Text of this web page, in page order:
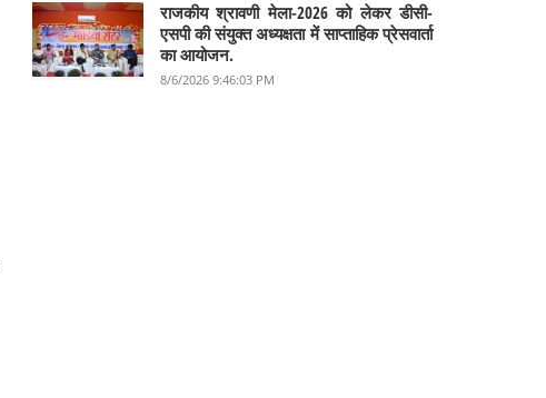
राजकीय श्रावणी मेला-2026 को लेकर डीसी-
एसपी की संयुक्त अध्यक्षता में साप्ताहिक प्रेसवार्ता
का आयोजन.
8/6/2026 9:46:03 PM